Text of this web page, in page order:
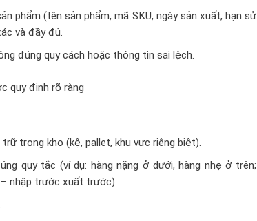
phẩm (tên sản phẩm, mã SKU, ngày sản xuất, hạn sử
và đầy đủ.
đúng quy cách hoặc thông tin sai lệch.
quy định rõ ràng
trong kho (kệ, pallet, khu vực riêng biệt).
quy tắc (ví dụ: hàng nặng ở dưới, hàng nhẹ ở trên;
nhập trước xuất trước).